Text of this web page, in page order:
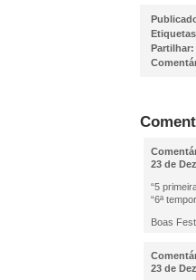
Partilhar:
23 de
“5
“6ª
Boas
23 de